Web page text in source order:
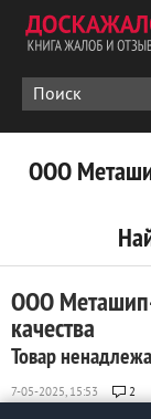
ООО
ООО
качества
Товар
2